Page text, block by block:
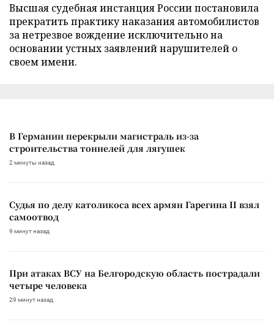
Высшая судебная инстанция России постановила
прекратить практику наказания автомобилистов
за нетрезвое вождение исключительно на
основании устных заявлений нарушителей о
своем имени.
В Германии перекрыли магистраль из-за
строительства тоннелей для лягушек
2 минуты назад
Судья по делу католикоса всех армян Гарегина II взял
самоотвод
9 минут назад
При атаках ВСУ на Белгородскую область пострадали
четыре человека
29 минут назад